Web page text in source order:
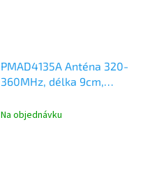
PMAD4135A Anténa 320-
360MHz, délka 9cm,
DP3441, DP4000
Na objednávku